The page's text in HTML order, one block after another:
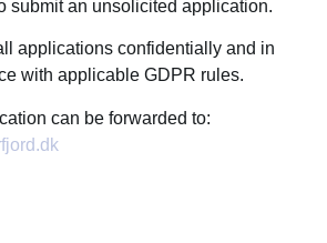
submit an unsolicited application.
applications confidentially and in
with applicable GDPR rules.
can be forwarded to: